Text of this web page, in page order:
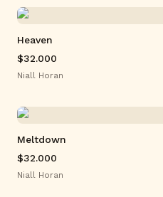
Heaven
$32.000
Niall Horan
Meltdown
$32.000
Niall Horan